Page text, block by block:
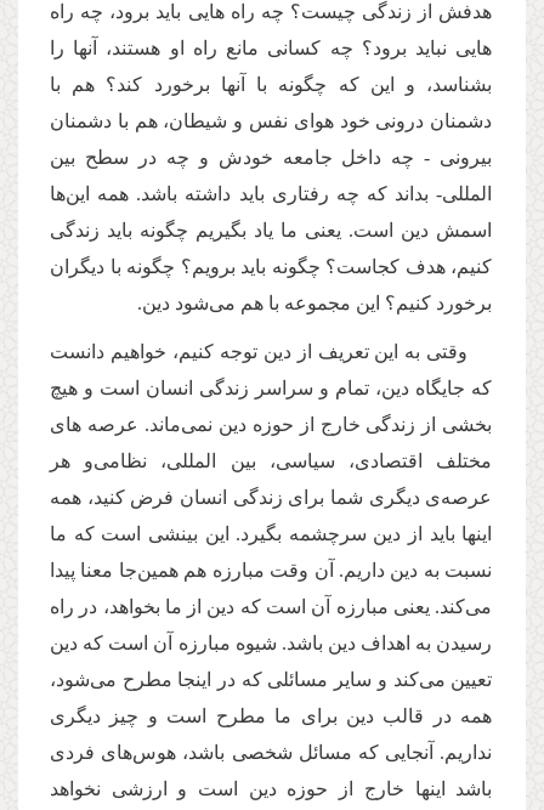
هدفش از زندگی چیست؟ چه راه هایی باید برود، چه راه
هایی نباید برود؟ چه کسانی مانع راه او هستند، آنها را
بشناسد، و این که چگونه با آنها برخورد کند؟ هم با
دشمنان درونی خود هوای نفس و شیطان، هم با دشمنان
بیرونی - چه داخل جامعه خودش و چه در سطح بین
المللی- بداند که چه رفتاری باید داشته باشد. همه اینها
اسمش دین است. یعنی ما یاد بگیریم چگونه باید زندگی
کنیم، هدف کجاست؟ چگونه باید برویم؟ چگونه با دیگران
برخورد کنیم؟ این مجموعه با هم میشود دین.
وقتی به این تعریف از دین توجه کنیم، خواهیم دانست
که جایگاه دین، تمام و سراسر زندگی انسان است و هیچ
بخشی از زندگی خارج از حوزه دین نمیماند. عرصه های
مختلف اقتصادی، سیاسی، بین المللی، نظامیو هر
عرصهی دیگری شما برای زندگی انسان فرض کنید، همه
اینها باید از دین سرچشمه بگیرد. این بینشی است که ما
نسبت به دین داریم. آن وقت مبارزه هم همینجا معنا پیدا
میکند. یعنی مبارزه آن است که دین از ما بخواهد، در راه
رسیدن به اهداف دین باشد. شیوه مبارزه آن است که دین
تعیین میکند و سایر مسائلی که در اینجا مطرح میشود،
همه در قالب دین برای ما مطرح است و چیز دیگری
نداریم. آنجایی که مسائل شخصی باشد، هوسهای فردی
باشد اینها خارج از حوزه دین است و ارزشی نخواهد